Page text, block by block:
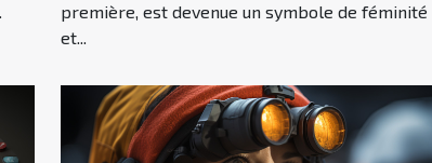
première, est devenue un symbole de féminité
et...